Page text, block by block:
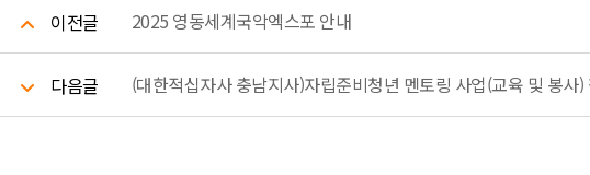
이전글 2025 영동세계국악엑스포 안내
다음글 (대한적십자사 충남지사)자립준비청년 멘토링 사업(교육 및 봉사